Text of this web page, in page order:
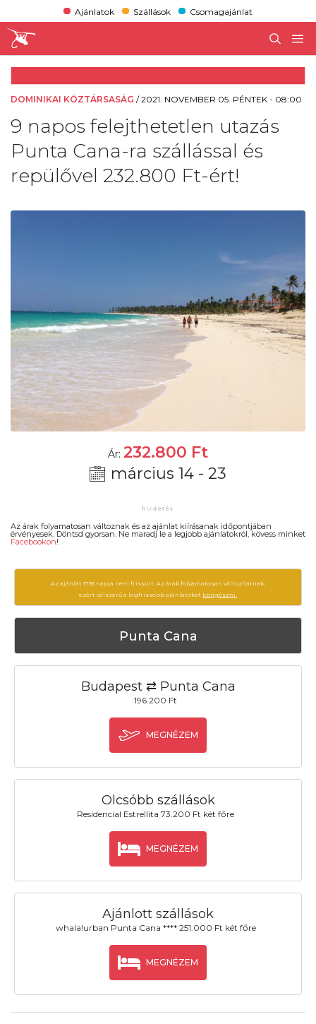
Ajánlatok Szállások Csomagajánlat
DOMINIKAI KÖZTÁRSASÁG /2021. NOVEMBER 05. PÉNTEK - 08:00
9 napos felejthetetlen utazás
Punta Cana-ra szállással és
repülővel 232.800 Ft-ért!
Ár: 232.800 Ft
március 14 - 23
Az árak folyamatosan változnak és az ajánlat kiírásanak időpontjában
érvényesek. Döntsd gyorsan. Ne maradj le a legjobb ajánlatokról, kövess minket
Facebookon!
Az ajánlat 1735 napja nem frissült. Az árak folyamatosan változhatnak,
ezért célszerű a legfrissebb ajánlatokat böngészni.
Punta Cana
Budapest ⇄ Punta Cana
196.200 Ft
MEGNÉZEM
Olcsóbb szállások
Residencial Estrellita 73.200 Ft két főre
MEGNÉZEM
Ajánlott szállások
whala!urban Punta Cana **** 251.000 Ft két főre
MEGNÉZEM